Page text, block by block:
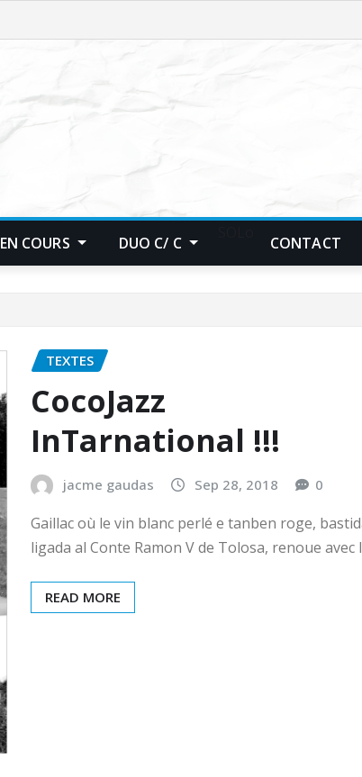
EN COURS DUO C/ C CONTACT
TEXTES
CocoJazz
InTarnational !!!
jacme gaudas Sep 28, 2018 0
Gaillac où le vin blanc perlé e tanben roge,
ligada al Conte Ramon V de Tolosa, renoue avec
READ MORE